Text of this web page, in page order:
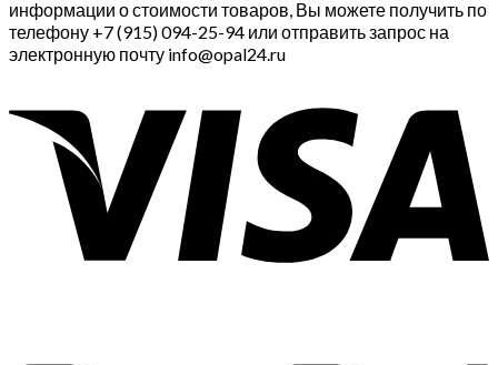
информации о стоимости товаров, Вы можете получить по
телефону +7 (915) 094-25-94 или отправить запрос на
электронную почту info@opal24.ru